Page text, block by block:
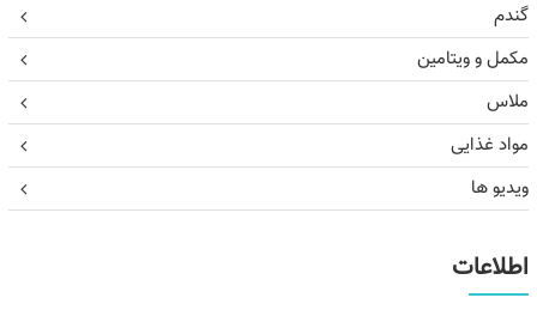
گندم
مکمل و ویتامین
ملاس
مواد غذایی
ویدیو ها
اطلاعات